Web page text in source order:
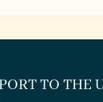
TO THE